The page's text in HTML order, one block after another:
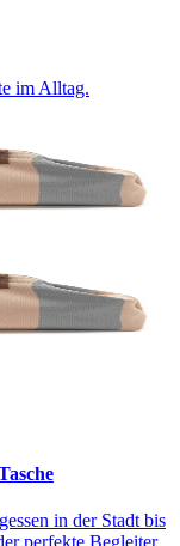
im Alltag.
in der Stadt bis